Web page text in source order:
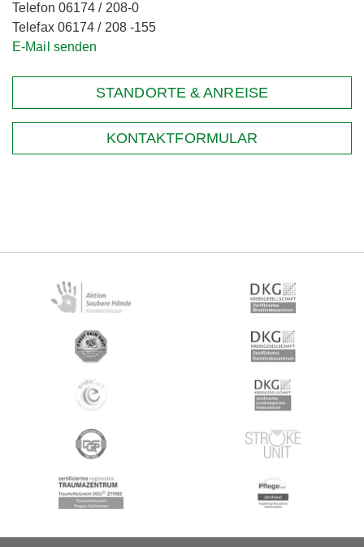
Telefon 06174 / 208-0
Telefax 06174 / 208 -155
E-Mail senden
STANDORTE & ANREISE
KONTAKTFORMULAR